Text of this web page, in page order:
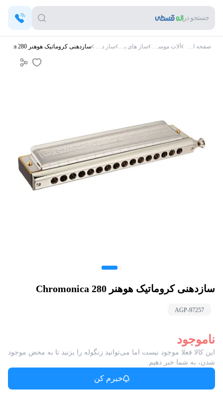
جستجو در
صفحه اصلی آلات موسیقی ساز های بادی ساز دهنی سازدهنی کروماتیک هوهنر Chromonica 280
سازدهنی کروماتیک هوهنر Chromonica 280
AGP-97257
ناموجود
این کالا فعلا موجود نیست اما می‌توانید زنگوله را بزنید تا به محض موجود
شدن، به شما خبر دهیم.
خبرم کن